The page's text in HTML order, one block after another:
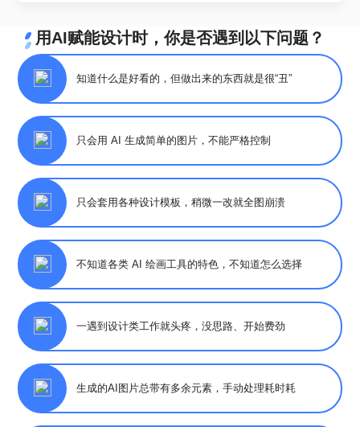
用AI赋能设计时，你是否遇到以下问题？
知道什么是好看的，但做出来的东西就是很“丑”
只会用 AI 生成简单的图片，不能严格控制
只会套用各种设计模板，稍微一改就全图崩溃
不知道各类 AI 绘画工具的特色，不知道怎么选择
一遇到设计类工作就头疼，没思路、开始费劲
生成的AI图片总带有多余元素，手动处理耗时耗